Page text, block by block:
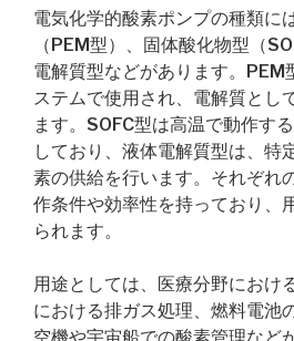
電気化学的酸素ポンプの種類に
（PEM型）、固体酸化物型（
電解質型などがあります。PEM
ステムで使用され、電解質とし
ます。SOFC型は高温で動作す
しており、液体電解質型は、特
素の供給を行います。それぞれ
作条件や効率性を持っており、
られます。
用途としては、医療分野におけ
における排ガス処理、燃料電池